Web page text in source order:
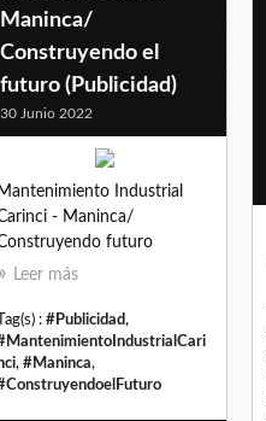
Maninca/
Construyendo el
futuro (Publicidad)
30 Junio 2022
Mantenimiento Industrial
- Maninca/
futuro
Leer más
Tag(s) : #Publicidad,
, #Maninca,